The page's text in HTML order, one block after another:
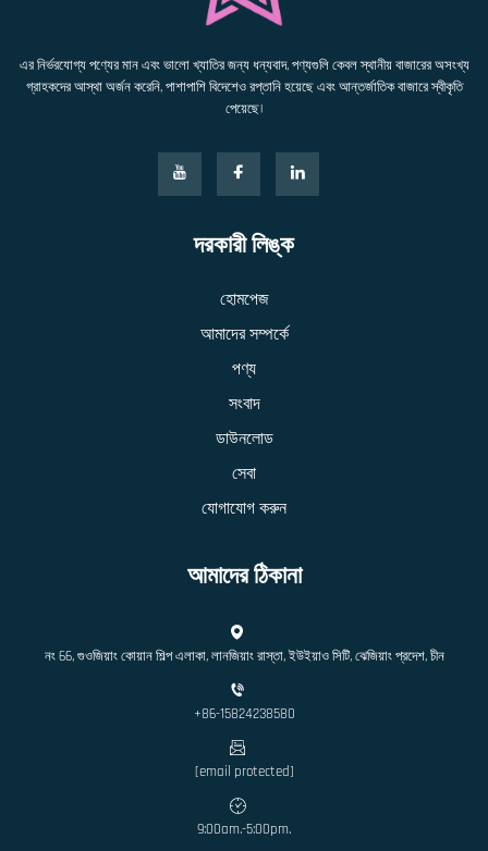
এর নির্ভরযোগ্য পণ্যের মান এবং ভালো খ্যাতির জন্য ধন্যবাদ, পণ্যগুলি কেবল স্থানীয় বাজারের অসংখ্য
গ্রাহকদের আস্থা অর্জন করেনি, পাশাপাশি বিদেশেও রপ্তানি হয়েছে এবং আন্তর্জাতিক বাজারে স্বীকৃতি
পেয়েছে।
দরকারী লিঙ্ক
হোমপেজ
আমাদের সম্পর্কে
পণ্য
সংবাদ
ডাউনলোড
সেবা
যোগাযোগ করুন
আমাদের ঠিকানা
নং 66, গুওজিয়াং কোয়ান শিল্প এলাকা, লানজিয়াং রাস্তা, ইউইয়াও সিটি, ঝেজিয়াং প্রদেশ, চীন
+86-15824238580
[email protected]
9:00am.-5:00pm.